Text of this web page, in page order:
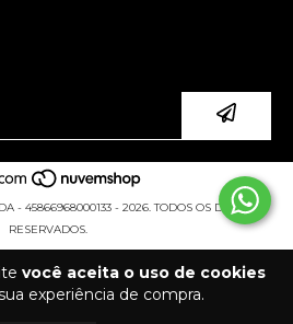
você aceita o uso de cookies
experiência de compra.
- 45866968000133 - 2026. TODOS OS DIREITOS
RESERVADOS.